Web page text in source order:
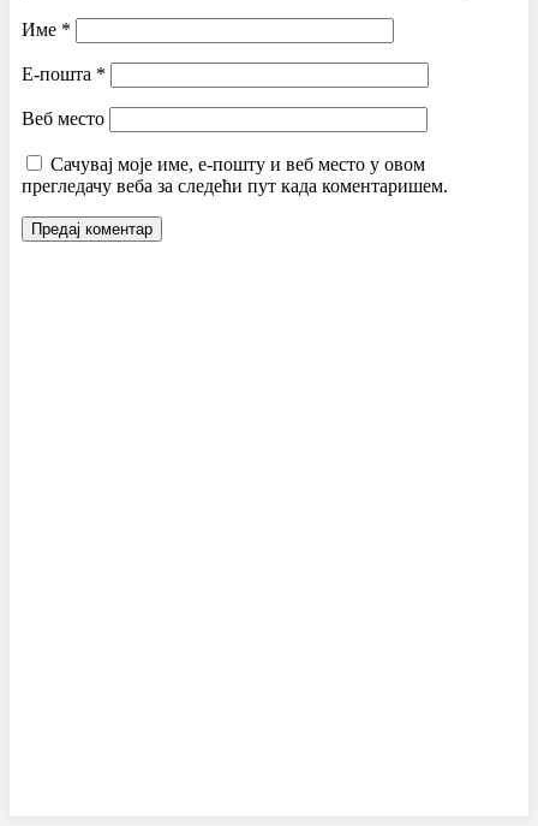
Име *
Е-пошта *
Веб место
Сачувај моје име, е-пошту и веб место у овом
прегледачу веба за следећи пут када коментаришем.